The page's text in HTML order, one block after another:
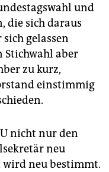
und
die sich daraus
gelassen
Stichwahl aber
zu kurz,
einstimmig
nicht nur den
neu
wird neu bestimmt.